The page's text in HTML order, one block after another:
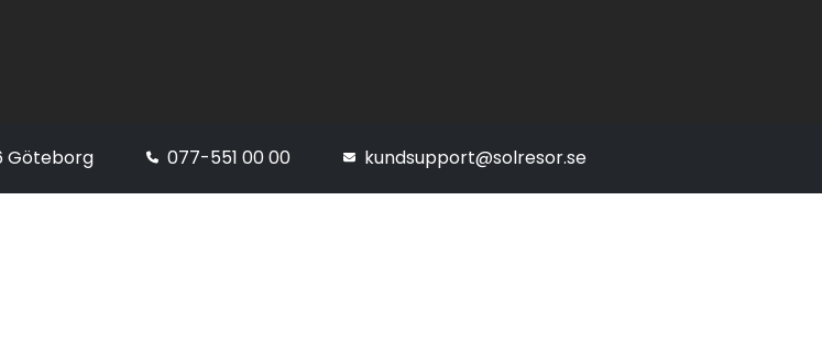
Göteborg 077-551 00 00 kundsupport@solresor.se